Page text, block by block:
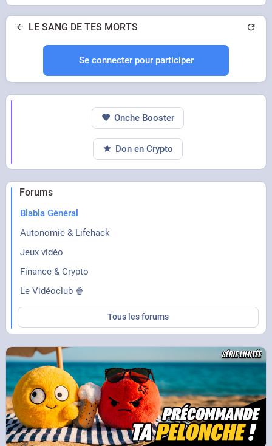
LE SANG DE TES MORTS
Se connecter pour participer
Forums
Blabla Général
Autonomie & Lifehack
Jeux vidéo
Finance & Crypto
Le Vidéoclub 🍿
Tous les forums
Onche Booster
Don en Crypto